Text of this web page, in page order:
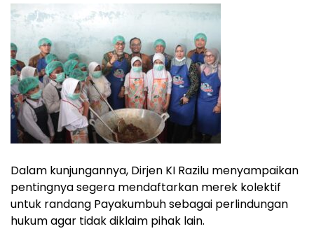
Dalam kunjungannya, Dirjen KI Razilu menyampaikan
pentingnya segera mendaftarkan merek kolektif
untuk randang Payakumbuh sebagai perlindungan
hukum agar tidak diklaim pihak lain.